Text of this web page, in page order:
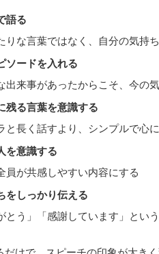
語る
りな言葉ではなく、自分の気持
ソードを入れる
出来事があったからこそ、今の
残る言葉を意識する
と長く話すより、シンプルで心
を意識する
員が共感しやすい内容にする
をしっかり伝える
とう」「感謝しています」とい